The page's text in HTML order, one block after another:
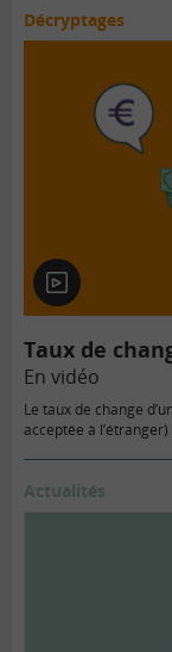
Décryptages
En
vidéo
Taux de
En vidéo
Le taux de change
acceptée à
Actualités